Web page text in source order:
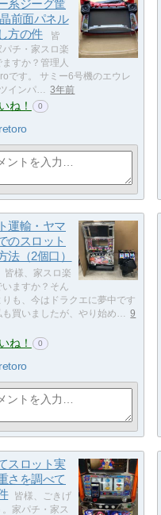
系ジーグ筐
前面パネル
方の件
皆
パチ・家スロ楽
ますか？管理人
です。 サミー6号機のエウレ
インパ…
3年前
ね！ 0
retoro
運輸・ヤマ
のスロット
法（2個口）
皆様、家スロ楽
いますか？そん
りも、今はドラクエに夢中です
も買いましたが、やり始め…
9
ね！ 0
retoro
スロット実
さを調べて
皆様、ごきげ
。家パチ・家ス